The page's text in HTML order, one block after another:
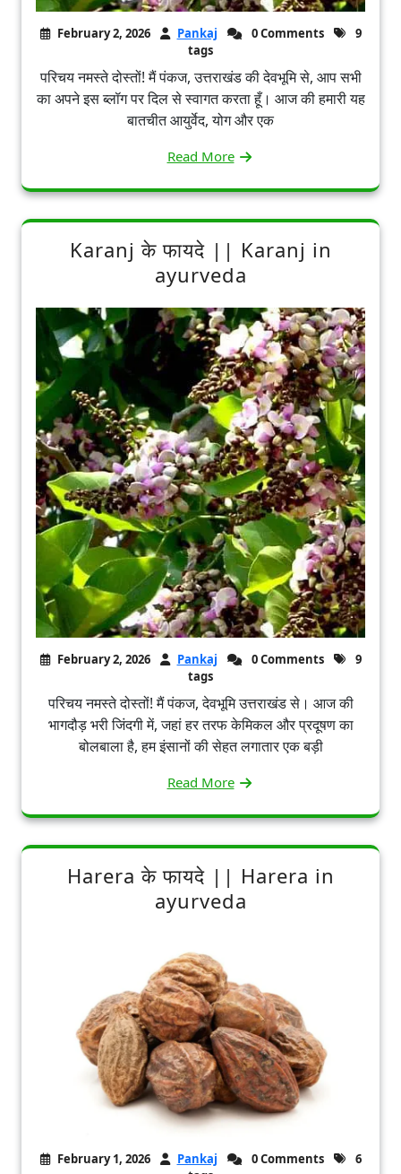
February 2, 2026 Pankaj 0 Comments
9
tags
परिचय नमस्ते दोस्तों! मैं पंकज, उत्तराखंड की देवभूमि से, आप सभी
का अपने इस ब्लॉग पर दिल से स्वागत करता हूँ। आज की हमारी यह
बातचीत आयुर्वेद, योग और एक
Read More
Karanj के फायदे || Karanj in
ayurveda
February 2, 2026 Pankaj 0 Comments
9
tags
परिचय नमस्ते दोस्तों! मैं पंकज, देवभूमि उत्तराखंड से। आज की
भागदौड़ भरी जिंदगी में, जहां हर तरफ केमिकल और प्रदूषण का
बोलबाला है, हम इंसानों की सेहत लगातार एक बड़ी
Read More
Harera के फायदे || Harera in
ayurveda
February 1, 2026 Pankaj 0 Comments
6